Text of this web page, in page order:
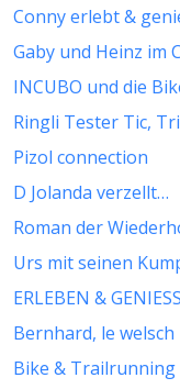
Conny erlebt &
Gaby und Heinz im
INCUBO und die
Ringli Tester Tic,
Pizol connection
D Jolanda verzellt…
Roman der
Urs mit seinen
ERLEBEN &
Bernhard, le welsch
Bike & Trailrunning